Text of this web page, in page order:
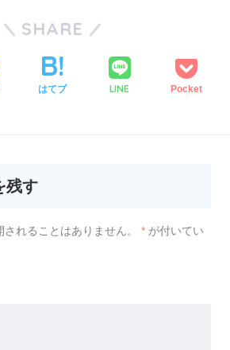
SHARE
はてブ LINE Pocket
残す
れることはありません。 * が付いてい